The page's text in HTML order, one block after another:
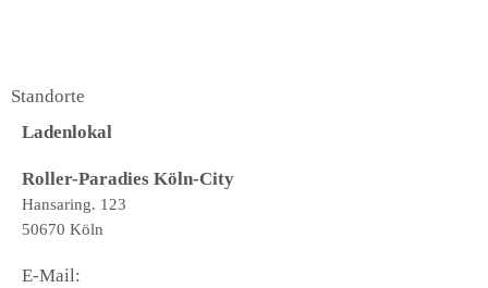
Standorte
Ladenlokal
Roller-Paradies Köln-City
Hansaring. 123
50670 Köln
E-Mail: